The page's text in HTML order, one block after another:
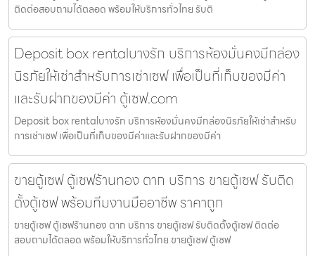
ติดต่อสอบถามได้ตลอด พร้อมให้บริการทั่วไทย รับติ
Deposit box rentalบางรัก บริการห้องมั่นคงมีกล่อง
นิรภัยให้เช่าสำหรับการเช่าเซฟ เพื่อเป็นที่เก็บของมีค่า
และรับฝากของมีค่า ตู้เซฟ.com
Deposit box rentalบางรัก บริการห้องมั่นคงมีกล่องนิรภัยให้เช่าสำหรับ
การเช่าเซฟ เพื่อเป็นที่เก็บของมีค่าและรับฝากของมีค่า
ขายตู้เซฟ ตู้เซฟร้านทอง ตาก บริการ ขายตู้เซฟ รับติด
ตั้งตู้เซฟ พร้อมทีมงานมืออาชีพ ราคาถูก
ขายตู้เซฟ ตู้เซฟร้านทอง ตาก บริการ ขายตู้เซฟ รับติดตั้งตู้เซฟ ติดต่อ
สอบถามได้ตลอด พร้อมให้บริการทั่วไทย ขายตู้เซฟ ตู้เซฟ